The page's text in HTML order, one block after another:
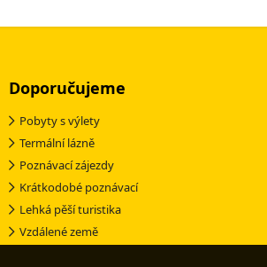
Doporučujeme
Pobyty s výlety
Termální lázně
Poznávací zájezdy
Krátkodobé poznávací
Lehká pěší turistika
Vzdálené země